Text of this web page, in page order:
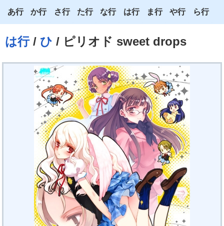
は行/ ひ / ピリオド sweet drops
あ行
い
か行
き
く
け
こ
さ行
し
す
せ
そ
た行
ち
つ
て
と
な行
に
ぬ
ね
の
は行
ひ
ふ
へ
ほ
ま行
み
む
め
も
や行
ゆ
よ
わ
ら行